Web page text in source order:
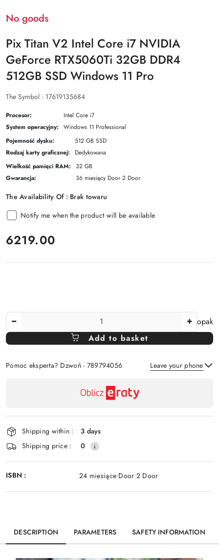
No goods
Pix Titan V2 Intel Core i7 NVIDIA
GeForce RTX5060Ti 32GB DDR4
512GB SSD Windows 11 Pro
The Symbol : 17619135684
Procesor:
Intel Core i7
System operacyjny:
Windows 11 Professional
Pojemność dysku:
512 GB SSD
Rodzaj karty graficznej:
Dedykowana
Wielkość pamięci RAM:
32 GB
Gwarancja:
36 miesięcy Door 2 Door
The Availability Of : Brak towaru
Notify me when the product will be available
price:
6219.00
Of
opak
Add to basket
Pomoc eksperta? Dzwoń - 789794056 Leave your phone
and
delivery
Shipping within :
3 days
Shipping price :
0
ISBN : 24 miesiące Door 2 Door
DESCRIPTION PARAMETERS SAFETY INFORMATION